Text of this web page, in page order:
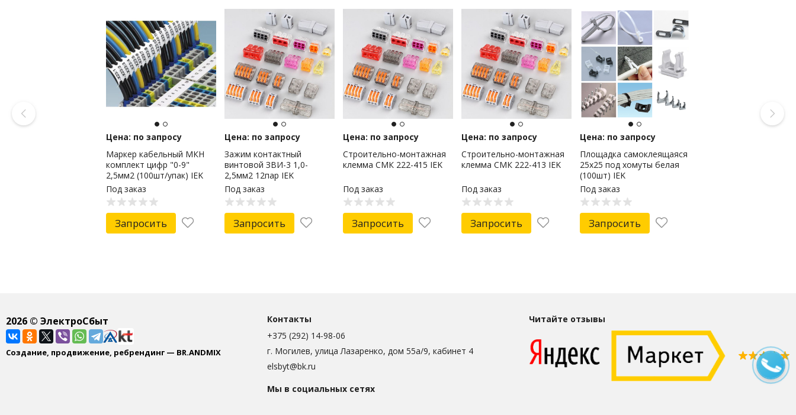
Цена: по запросу
Маркер кабельный МКН
комплект цифр "0-9"
2,5мм2 (100шт/упак) IEK
Под заказ
Запросить
Цена: по запросу
Зажим контактный
винтовой ЗВИ-3 1,0-
2,5мм2 12пар IEK
Под заказ
Запросить
Цена: по запросу
Строительно-монтажная
клемма СМК 222-415 IEK
Под заказ
Запросить
Цена: по запросу
Строительно-монтажная
клемма СМК 222-413 IEK
Под заказ
Запросить
Цена: по запросу
Площадка самоклеящаяся
25х25 под хомуты белая
(100шт) IEK
Под заказ
Запросить
2026© ЭлектроСбыт
Создание, продвижение, ребрендинг — BR.ANDMIX
Контакты
+375 (292) 14-98-06
г. Могилев, улица Лазаренко, дом 55а/9, кабинет 4
elsbyt@bk.ru
Мы в социальных сетях
Читайте отзывы